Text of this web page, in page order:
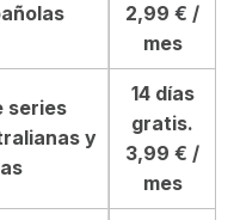
2,99 € /
mes
series
y
14 días
gratis.
3,99 € /
mes